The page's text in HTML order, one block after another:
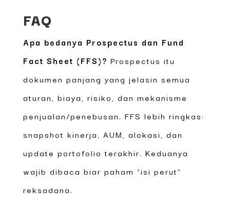
FAQ
Apa bedanya Prospectus dan Fund
Fact Sheet (FFS)? Prospectus itu
dokumen panjang yang jelasin semua
aturan, biaya, risiko, dan mekanisme
penjualan/penebusan. FFS lebih ringkas:
snapshot kinerja, AUM, alokasi, dan
update portofolio terakhir. Keduanya
wajib dibaca biar paham “isi perut”
reksadana.